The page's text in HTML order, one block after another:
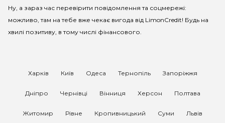
Ну, а зараз час перевірити повідомлення та соцмережі:
можливо, там на тебе вже чекає вигода від LimonCredit! Будь на
хвилі позитиву, в тому числі фінансового.
Харків Київ Одеса Тернопіль Запоріжжя
Дніпро Чернівці Вінниця Херсон Полтава
Житомир Рівне Кропивницький Суми Львів